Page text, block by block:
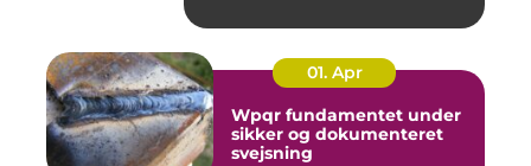
01. Apr
Wpqr fundamentet under
sikker og dokumenteret
svejsning